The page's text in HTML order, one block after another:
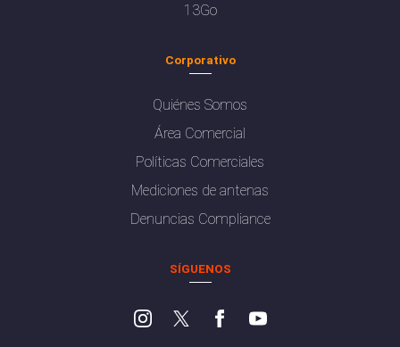
13Go
Corporativo
Quiénes Somos
Área Comercial
Políticas Comerciales
Mediciones de antenas
Denuncias Compliance
SÍGUENOS